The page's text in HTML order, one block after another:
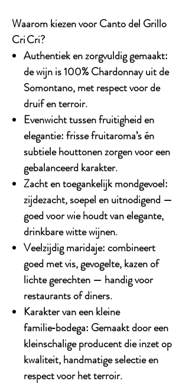
Waarom kiezen voor Canto del Grillo
Cri Cri?
Authentiek en zorgvuldig gemaakt:
de wijn is 100% Chardonnay uit de
Somontano, met respect voor de
druif en terroir.
Evenwicht tussen fruitigheid en
elegantie:frisse fruitaroma’s én
subtiele houttonen zorgen voor een
gebalanceerd karakter.
Zacht en toegankelijk mondgevoel:
zijdezacht, soepel en uitnodigend —
goed voor wie houdt van elegante,
drinkbare witte wijnen.
Veelzijdig maridaje:combineert
goed met vis, gevogelte, kazen of
lichte gerechten — handig voor
restaurants of diners.
Karakter van een kleine
familie‑bodega: Gemaakt door een
kleinschalige producent die inzet op
kwaliteit, handmatige selectie en
respect voor het terroir.